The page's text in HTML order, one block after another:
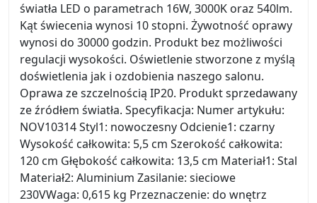
światła LED o parametrach 16W, 3000K oraz 540lm.
Kąt świecenia wynosi 10 stopni. Żywotność oprawy
wynosi do 30000 godzin. Produkt bez możliwości
regulacji wysokości. Oświetlenie stworzone z myślą
doświetlenia jak i ozdobienia naszego salonu.
Oprawa ze szczelnością IP20. Produkt sprzedawany
ze źródłem światła. Specyfikacja: Numer artykułu:
NOV10314 Styl1: nowoczesny Odcienie1: czarny
Wysokość całkowita: 5,5 cm Szerokość całkowita:
120 cm Głębokość całkowita: 13,5 cm Materiał1: Stal
Materiał2: Aluminium Zasilanie: sieciowe
230VWaga: 0,615 kg Przeznaczenie: do wnętrz